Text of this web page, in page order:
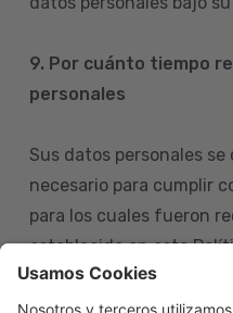
9. Por cuánto tiempo
personales
Sus datos personales
necesario para cumplir
para los cuales fueron
establecido en esta
eliminemos sus datos
de datos, tenga en